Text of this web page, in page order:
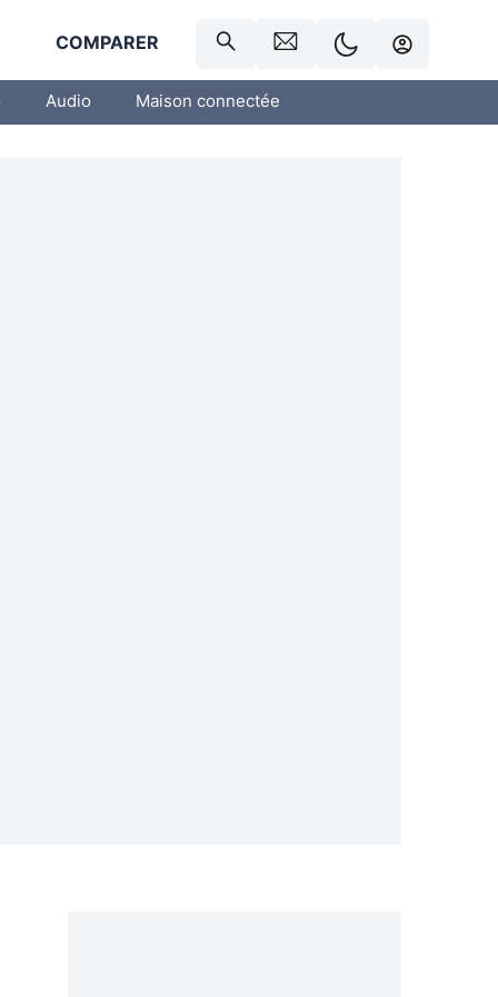
COMPARER
Audio Maison connectée